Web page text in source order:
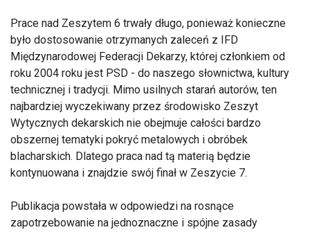
Prace nad Zeszytem 6 trwały długo, ponieważ konieczne
było dostosowanie otrzymanych zaleceń z IFD
Międzynarodowej Federacji Dekarzy, której członkiem od
roku 2004 roku jest PSD - do naszego słownictwa, kultury
technicznej i tradycji. Mimo usilnych starań autorów, ten
najbardziej wyczekiwany przez środowisko Zeszyt
Wytycznych dekarskich nie obejmuje całości bardzo
obszernej tematyki pokryć metalowych i obróbek
blacharskich. Dlatego praca nad tą materią będzie
kontynuowana i znajdzie swój finał w Zeszycie 7.
Publikacja powstała w odpowiedzi na rosnące
zapotrzebowanie na jednoznaczne i spójne zasady